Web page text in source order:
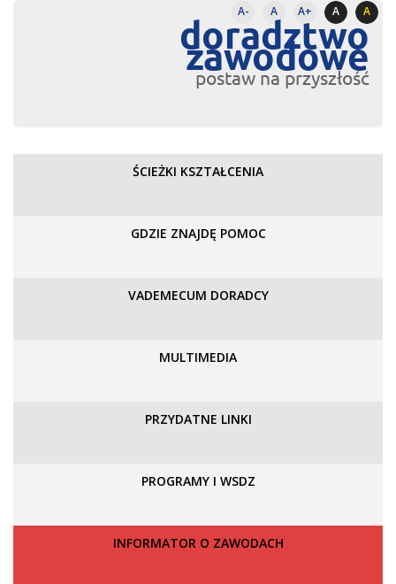
A- A A+ A A
doradztwo
zawodowe
postaw na przyszłość
ŚCIEŻKI KSZTAŁCENIA
GDZIE ZNAJDĘ POMOC
VADEMECUM DORADCY
MULTIMEDIA
PRZYDATNE LINKI
PROGRAMY I WSDZ
INFORMATOR O ZAWODACH